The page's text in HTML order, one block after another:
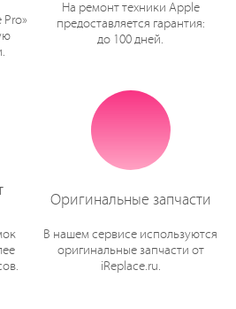
На ремонт техники Apple
предоставляется гарантия:
до 100 дней.
Оригинальные запчасти
В нашем сервисе используются
оригинальные запчасти от
iReplace.ru.